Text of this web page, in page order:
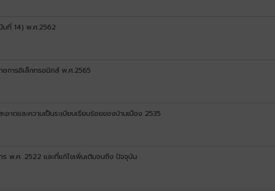
ที่ 14) พ.ศ.2562
การอิเล็กทรอนิกส์ พ.ศ.2565
าดและความเป็นระเบียบเรียบร้อยของบ้านเมือง 2535
พ.ศ. 2522 และที่แก้ไขเพิ่มเติมจนถึง ปัจจุบัน